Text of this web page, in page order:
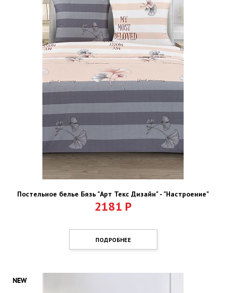
Постельное белье Бязь "Арт Текс Дизайн" - "Настроение"
2181 Р
ПОДРОБНЕЕ